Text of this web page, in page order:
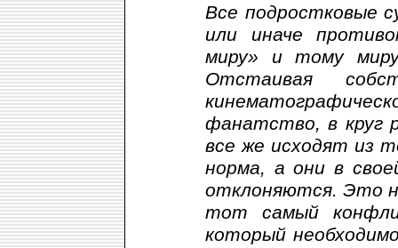
Все подростковые
или иначе
миру» и тому
Отстаивая
фанатство, в круг
все же исходят из
норма, а они в
отклоняются. Это
тот самый
который